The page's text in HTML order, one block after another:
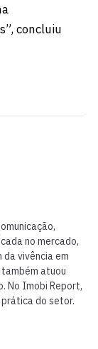
concluiu
no mercado,
vivência em
atuou
No Imobi Report,
do setor.